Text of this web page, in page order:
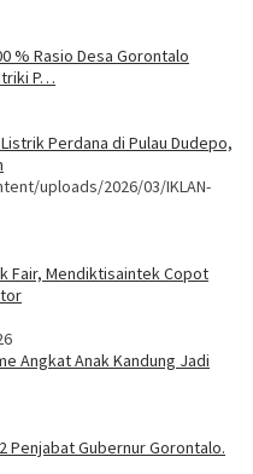
% Rasio Desa Gorontalo
P…
Perdana di Pulau Dudepo,
uploads/2026/03/IKLAN-
Fair, Mendiktisaintek Copot
Angkat Anak Kandung Jadi
Penjabat Gubernur Gorontalo.